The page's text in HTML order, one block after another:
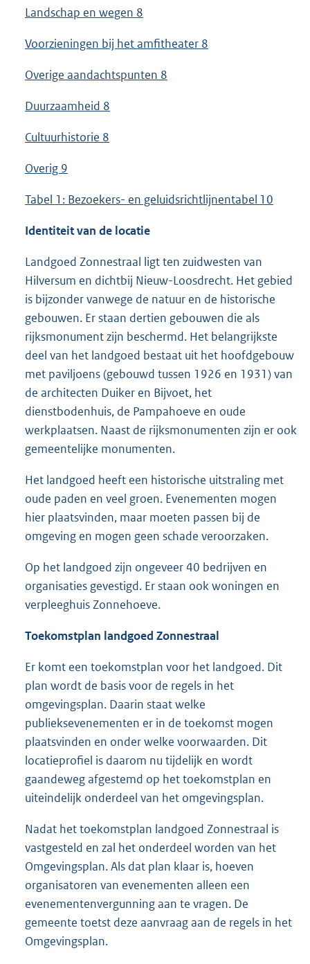
Landschap en wegen 8
Voorzieningen bij het amfitheater 8
Overige aandachtspunten 8
Duurzaamheid 8
Cultuurhistorie 8
Overig 9
Tabel 1: Bezoekers- en geluidsrichtlijnentabel 10
Identiteit van de locatie
Landgoed Zonnestraal ligt ten zuidwesten van
Hilversum en dichtbij Nieuw-Loosdrecht. Het gebied
is bijzonder vanwege de natuur en de historische
gebouwen. Er staan dertien gebouwen die als
rijksmonument zijn beschermd. Het belangrijkste
deel van het landgoed bestaat uit het hoofdgebouw
met paviljoens (gebouwd tussen 1926 en 1931) van
de architecten Duiker en Bijvoet, het
dienstbodenhuis, de Pampahoeve en oude
werkplaatsen. Naast de rijksmonumenten zijn er ook
gemeentelijke monumenten.
Het landgoed heeft een historische uitstraling met
oude paden en veel groen. Evenementen mogen
hier plaatsvinden, maar moeten passen bij de
omgeving en mogen geen schade veroorzaken.
Op het landgoed zijn ongeveer 40 bedrijven en
organisaties gevestigd. Er staan ook woningen en
verpleeghuis Zonnehoeve.
Toekomstplan landgoed Zonnestraal
Er komt een toekomstplan voor het landgoed. Dit
plan wordt de basis voor de regels in het
omgevingsplan. Daarin staat welke
publieksevenementen er in de toekomst mogen
plaatsvinden en onder welke voorwaarden. Dit
locatieprofiel is daarom nu tijdelijk en wordt
gaandeweg afgestemd op het toekomstplan en
uiteindelijk onderdeel van het omgevingsplan.
Nadat het toekomstplan landgoed Zonnestraal is
vastgesteld en zal het onderdeel worden van het
Omgevingsplan. Als dat plan klaar is, hoeven
organisatoren van evenementen alleen een
evenementenvergunning aan te vragen. De
gemeente toetst deze aanvraag aan de regels in het
Omgevingsplan.